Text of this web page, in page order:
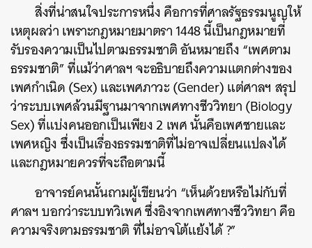
สิ่งที่น่าสนใจประการหนึ่ง คือการที่ศาลรัฐธรรมนูญให้
เหตุผลว่า เพราะกฎหมายมาตรา 1448 นี้เป็นกฎหมายที่
รับรองความเป็นไปตามธรรมชาติ อันหมายถึง “เพศตาม
ธรรมชาติ” ที่แม้ว่าศาลฯ จะอธิบายถึงความแตกต่างของ
เพศกำเนิด (Sex) และเพศภาวะ (Gender) แต่ศาลฯ สรุป
ว่าระบบเพศล้วนมีฐานมาจากเพศทางชีววิทยา (Biology
Sex) ที่แบ่งคนออกเป็นเพียง 2 เพศ นั้นคือเพศชายและ
เพศหญิง ซึ่งเป็นเรื่องธรรมชาติที่ไม่อาจเปลี่ยนแปลงได้
และกฎหมายควรที่จะถือตามนี้
อาจารย์คนนั้นถามผู้เขียนว่า “เห็นด้วยหรือไม่กับที่
ศาลฯ บอกว่าระบบทวิเพศ ซึ่งอิงจากเพศทางชีววิทยา คือ
ความจริงตามธรรมชาติ ที่ไม่อาจโต้แย้งได้ ?”